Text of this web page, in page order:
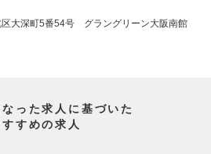
大深町5番54号 グラングリーン大阪南館
った求人に基づいた
すすめの求人